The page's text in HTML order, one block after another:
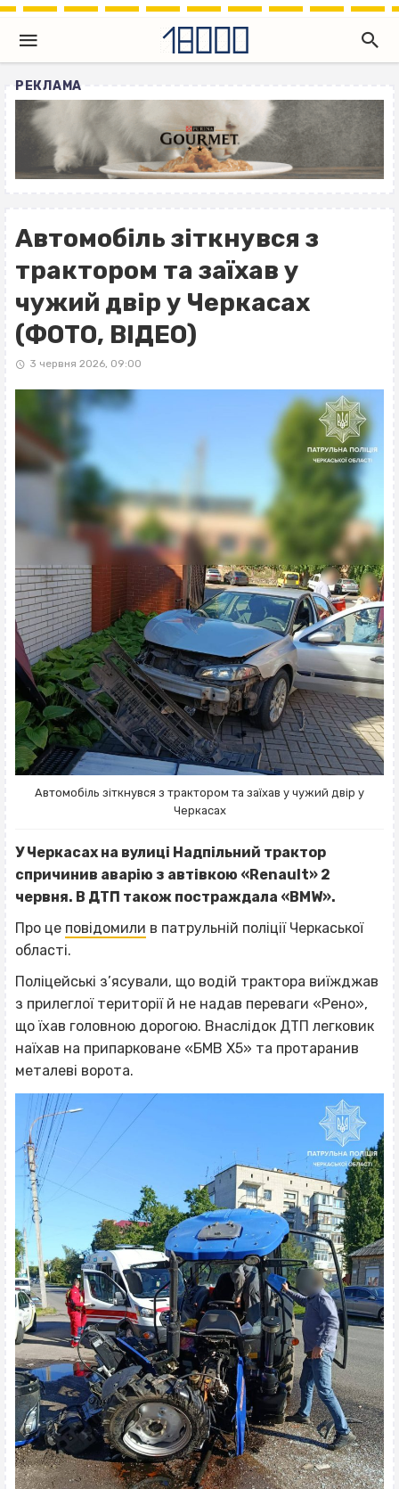
РЕКЛАМА
Автомобіль зіткнувся з
трактором та заїхав у
чужий двір у Черкасах
(ФОТО, ВІДЕО)
3 червня 2026, 09:00
Автомобіль зіткнувся з трактором та заїхав у чужий двір у
Черкасах
У Черкасах на вулиці Надпільний трактор
спричинив аварію з автівкою «Renault» 2
червня. В ДТП також постраждала «BMW».
Про це повідомили в патрульній поліції Черкаської
області.
Поліцейські з’ясували, що водій трактора виїжджав
з прилеглої території й не надав переваги «Рено»,
що їхав головною дорогою. Внаслідок ДТП легковик
наїхав на припарковане «БМВ Х5» та протаранив
металеві ворота.